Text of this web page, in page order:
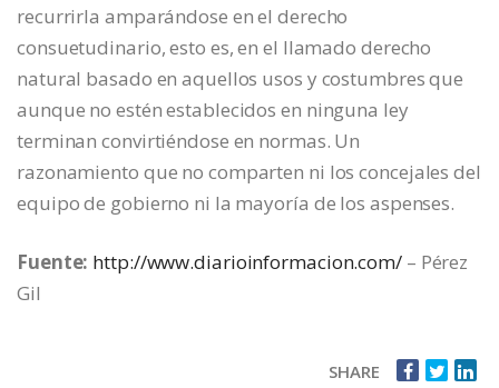
recurrirla amparándose en el derecho
consuetudinario, esto es, en el llamado derecho
natural basado en aquellos usos y costumbres que
aunque no estén establecidos en ninguna ley
terminan convirtiéndose en normas. Un
razonamiento que no comparten ni los concejales del
equipo de gobierno ni la mayoría de los aspenses.
Fuente: http://www.diarioinformacion.com/– Pérez
Gil
SHARE